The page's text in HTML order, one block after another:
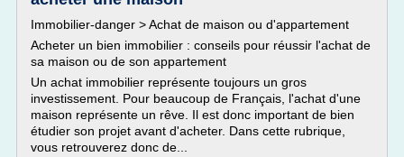
Immobilier-danger > Achat de maison ou d'appartement
Acheter un bien immobilier : conseils pour réussir l'achat de
sa maison ou de son appartement
Un achat immobilier représente toujours un gros
investissement. Pour beaucoup de Français, l'achat d'une
maison représente un rêve. Il est donc important de bien
étudier son projet avant d'acheter. Dans cette rubrique,
vous retrouverez donc de...